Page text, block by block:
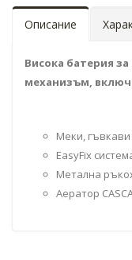
Описание
Висока батерия
механизъм,
Меки,
EasyFix
Метална
Аератор